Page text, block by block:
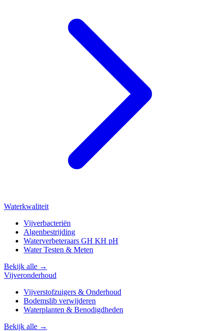
Waterkwaliteit
Vijverbacteriën
Algenbestrijding
Waterverbeteraars GH KH pH
Water Testen & Meten
Bekijk alle →
Vijveronderhoud
Vijverstofzuigers & Onderhoud
Bodemslib verwijderen
Waterplanten & Benodigdheden
Bekijk alle →